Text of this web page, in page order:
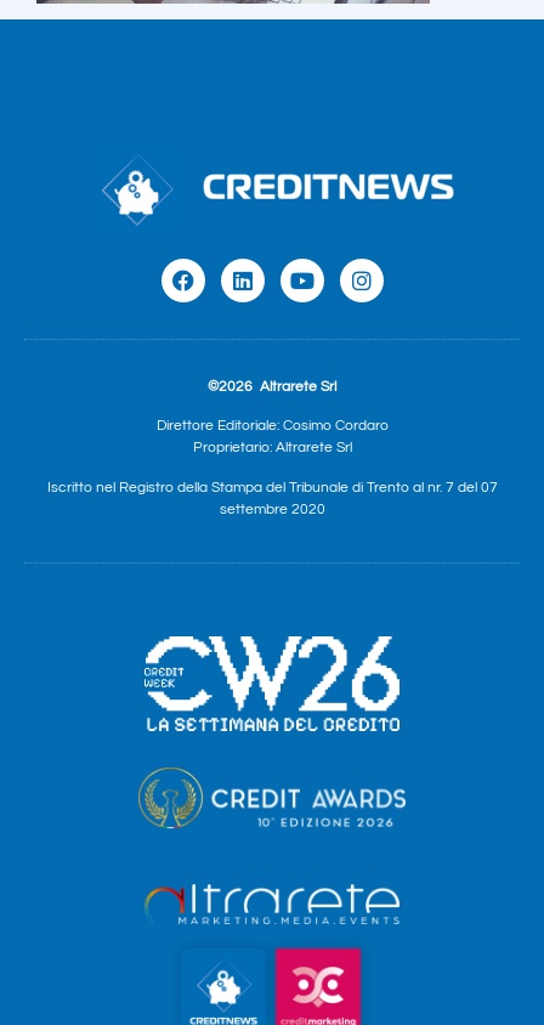
©2026 Altrarete Srl
Direttore Editoriale: Cosimo Cordaro
Proprietario: Altrarete Srl
Iscritto nel Registro della Stampa del Tribunale di Trento al nr. 7 del 07
settembre 2020